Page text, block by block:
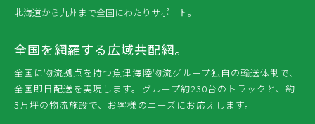
北海道から九州まで全国にわたりサポート。
全国を網羅する広域共配網。
全国に物流拠点を持つ魚津海陸物流グループ独自の輸送体制で、
全国即日配送を実現します。グループ約230台のトラックと、約
3万坪の物流施設で、お客様のニーズにお応えします。